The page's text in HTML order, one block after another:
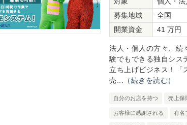
募集地域
全国
開業資金
41 万円
法人・個人の方々、続
験でもできる独自シス
立ち上げビジネス！「
売...
（続きを読む）
自分のお店を持つ 売上保
お客様に感謝される 有名